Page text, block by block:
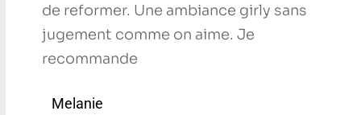
de reformer. Une ambiance girly sans
jugement comme on aime. Je
recommande
Melanie